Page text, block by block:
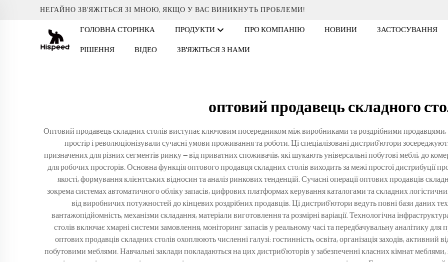
НЕГАЙНО ЗВ'ЯЖІТЬСЯ ЗІ МНОЮ, ЯКЩО У ВАС ВИНИКНУТЬ ПРОБЛЕМИ!
ГОЛОВНА СТОРІНКА ПРОДУКТИ ПРО КОМПАНІЮ НОВИНИ ЗАСТОСУВАННЯ
РІШЕННЯ ВІДЕО ЗВ'ЯЖІТЬСЯ З НАМИ
оптовий продавець складного
Оптовий продавець складних столів виступає ключовим посередником між виробниками та роздрібними продавцями,
простір і революціонізували сучасні умови проживання та роботи. Ці спеціалізовані дистриб'ютори
призначених для різних сегментів ринку — від приватних споживачів, які шукають універсальні побутові меблі, до
для робочих просторів. Основна функція оптового продавця складних столів виходить за межі простої дистрибуції
якості, формування клієнтських відносин та аналіз ринкових тенденцій. Сучасні операції оптових продавців
зокрема системах автоматичного обліку запасів, цифрових платформах керування каталогами та складних
від виробничих потужностей до кінцевих роздрібних продавців. Ці дистриб'ютори ведуть повні бази даних
вантажопідйомність, механізми складання, матеріали виготовлення та розмірні варіації. Технологічна
столів включає хмарні системи замовлення, моніторинг запасів у реальному часі та передбачувальну аналітику
оптових продавців складних столів охоплюють численні галузі: гостинність, освіта, організація заходів, активний
побутовими меблями. Навчальні заклади покладаються на цих дистриб'юторів у забезпеченні класних кімнат